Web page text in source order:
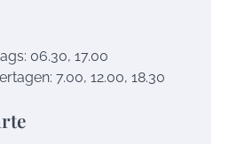
06.30, 17.00
7.00, 12.00, 18.30